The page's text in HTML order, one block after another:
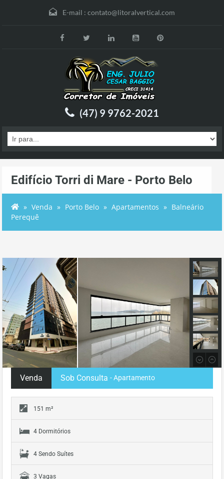
E-mail : contato@litoralvertical.com
(47) 9 9762-2021
Edifício Torri di Mare - Porto Belo
Venda Porto Belo Apartamentos
Balneário
Perequê
Venda Sob Consulta - Apartamento
151 m²
4 Dormitórios
4 Sendo Suítes
3 Vagas